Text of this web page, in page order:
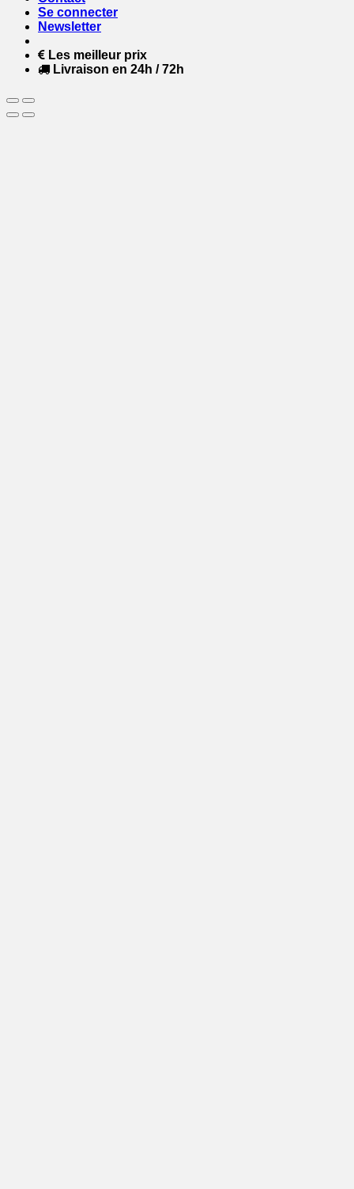
Se connecter
Newsletter
Les meilleur prix
Livraison en 24h / 72h